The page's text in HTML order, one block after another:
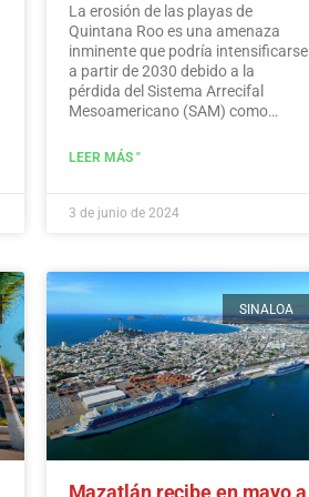
La erosión de las playas de
Quintana Roo es una amenaza
inminente que podría intensificarse
a partir de 2030 debido a la
pérdida del Sistema Arrecifal
Mesoamericano (SAM) como
advierten expertos.…
LEER MÁS "
3 de junio de 2024
SINALOA